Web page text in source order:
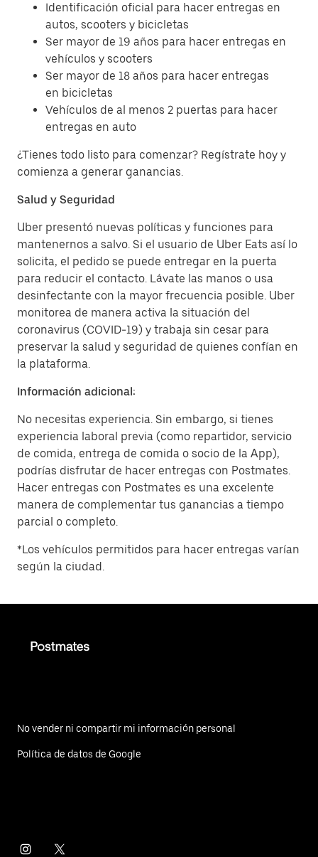
Identificación oficial para hacer entregas en
autos, scooters y bicicletas
Ser mayor de 19 años para hacer entregas en
vehículos y scooters
Ser mayor de 18 años para hacer entregas
en bicicletas
Vehículos de al menos 2 puertas para hacer
entregas en auto
¿Tienes todo listo para comenzar? Regístrate hoy y
comienza a generar ganancias.
Salud y Seguridad
Uber presentó nuevas políticas y funciones para
mantenernos a salvo. Si el usuario de Uber Eats así lo
solicita, el pedido se puede entregar en la puerta
para reducir el contacto. Lávate las manos o usa
desinfectante con la mayor frecuencia posible. Uber
monitorea de manera activa la situación del
coronavirus (COVID-19) y trabaja sin cesar para
preservar la salud y seguridad de quienes confían en
la plataforma.
Información adicional:
No necesitas experiencia. Sin embargo, si tienes
experiencia laboral previa (como repartidor, servicio
de comida, entrega de comida o socio de la App),
podrías disfrutar de hacer entregas con Postmates.
Hacer entregas con Postmates es una excelente
manera de complementar tus ganancias a tiempo
parcial o completo.
*Los vehículos permitidos para hacer entregas varían
según la ciudad.
No vender ni compartir mi información personal
Política de datos de Google